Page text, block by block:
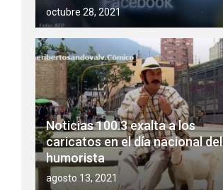
octubre 28, 2021
Noticias 100.3 exalta a los
caricatos en el día nacional del
humorista
agosto 13, 2021